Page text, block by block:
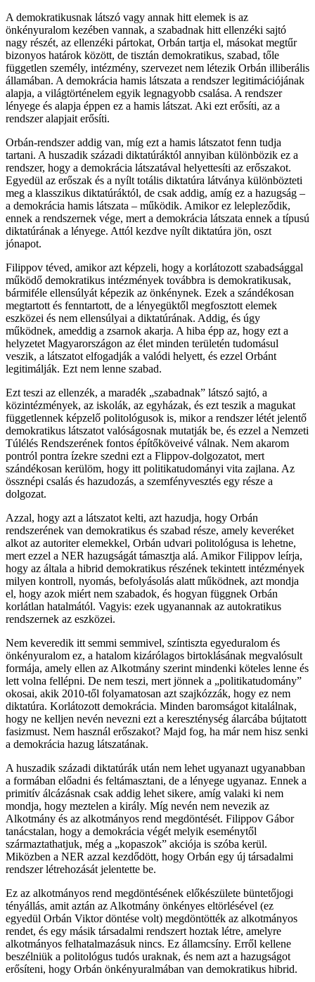
A demokratikusnak látszó vagy annak hitt elemek is az
önkényuralom kezében vannak, a szabadnak hitt ellenzéki sajtó
nagy részét, az ellenzéki pártokat, Orbán tartja el, másokat megtűr
bizonyos határok között, de tisztán demokratikus, szabad, tőle
független személy, intézmény, szervezet nem létezik Orbán illiberális
államában. A demokrácia hamis látszata a rendszer legitimációjának
alapja, a világtörténelem egyik legnagyobb csalása. A rendszer
lényege és alapja éppen ez a hamis látszat. Aki ezt erősíti, az a
rendszer alapjait erősíti.
Orbán-rendszer addig van, míg ezt a hamis látszatot fenn tudja
tartani. A huszadik századi diktatúráktól annyiban különbözik ez a
rendszer, hogy a demokrácia látszatával helyettesíti az erőszakot.
Egyedül az erőszak és a nyílt totális diktatúra látványa különbözteti
meg a klasszikus diktatúráktól, de csak addig, amíg ez a hazugság –
a demokrácia hamis látszata – működik. Amikor ez lelepleződik,
ennek a rendszernek vége, mert a demokrácia látszata ennek a típusú
diktatúrának a lényege. Attól kezdve nyílt diktatúra jön, oszt
jónapot.
Filippov téved, amikor azt képzeli, hogy a korlátozott szabadsággal
működő demokratikus intézmények továbbra is demokratikusak,
bármiféle ellensúlyát képezik az önkénynek. Ezek a szándékosan
megtartott és fenntartott, de a lényegüktől megfosztott elemek
eszközei és nem ellensúlyai a diktatúrának. Addig, és úgy
működnek, ameddig a zsarnok akarja. A hiba épp az, hogy ezt a
helyzetet Magyarországon az élet minden területén tudomásul
veszik, a látszatot elfogadják a valódi helyett, és ezzel Orbánt
legitimálják. Ezt nem lenne szabad.
Ezt teszi az ellenzék, a maradék „szabadnak” látszó sajtó, a
közintézmények, az iskolák, az egyházak, és ezt teszik a magukat
függetlennek képzelő politológusok is, mikor a rendszer létét jelentő
demokratikus látszatot valóságosnak mutatják be, és ezzel a Nemzeti
Túlélés Rendszerének fontos építőköveivé válnak. Nem akarom
pontról pontra ízekre szedni ezt a Flippov-dolgozatot, mert
szándékosan kerülöm, hogy itt politikatudományi vita zajlana. Az
össznépi csalás és hazudozás, a szemfényvesztés egy része a
dolgozat.
Azzal, hogy azt a látszatot kelti, azt hazudja, hogy Orbán
rendszerének van demokratikus és szabad része, amely keveréket
alkot az autoriter elemekkel, Orbán udvari politológusa is lehetne,
mert ezzel a NER hazugságát támasztja alá. Amikor Filippov leírja,
hogy az általa a hibrid demokratikus részének tekintett intézmények
milyen kontroll, nyomás, befolyásolás alatt működnek, azt mondja
el, hogy azok miért nem szabadok, és hogyan függnek Orbán
korlátlan hatalmától. Vagyis: ezek ugyanannak az autokratikus
rendszernek az eszközei.
Nem keveredik itt semmi semmivel, színtiszta egyeduralom és
önkényuralom ez, a hatalom kizárólagos birtoklásának megvalósult
formája, amely ellen az Alkotmány szerint mindenki köteles lenne és
lett volna fellépni. De nem teszi, mert jönnek a „politikatudomány”
okosai, akik 2010-től folyamatosan azt szajkózzák, hogy ez nem
diktatúra. Korlátozott demokrácia. Minden baromságot kitalálnak,
hogy ne kelljen nevén nevezni ezt a kereszténység álarcába bújtatott
fasizmust. Nem használ erőszakot? Majd fog, ha már nem hisz senki
a demokrácia hazug látszatának.
A huszadik századi diktatúrák után nem lehet ugyanazt ugyanabban
a formában előadni és feltámasztani, de a lényege ugyanaz. Ennek a
primitív álcázásnak csak addig lehet sikere, amíg valaki ki nem
mondja, hogy meztelen a király. Míg nevén nem nevezik az
Alkotmány és az alkotmányos rend megdöntését. Filippov Gábor
tanácstalan, hogy a demokrácia végét melyik eseménytől
származtathatjuk, még a „kopaszok” akciója is szóba kerül.
Miközben a NER azzal kezdődött, hogy Orbán egy új társadalmi
rendszer létrehozását jelentette be.
Ez az alkotmányos rend megdöntésének előkészülete büntetőjogi
tényállás, amit aztán az Alkotmány önkényes eltörlésével (ez
egyedül Orbán Viktor döntése volt) megdöntötték az alkotmányos
rendet, és egy másik társadalmi rendszert hoztak létre, amelyre
alkotmányos felhatalmazásuk nincs. Ez államcsíny. Erről kellene
beszélniük a politológus tudós uraknak, és nem azt a hazugságot
erősíteni, hogy Orbán önkényuralmában van demokratikus hibrid.